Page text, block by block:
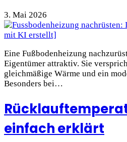
3. Mai 2026
Eine Fußbodenheizung
Eigentümer attraktiv. Sie
gleichmäßige Wärme und ein
Besonders bei…
einfach erklärt